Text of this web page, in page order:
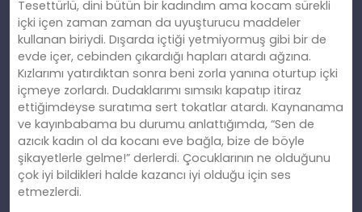
Tesettürlü, dini bütün bir kadındım ama kocam sürekli
içki içen zaman zaman da uyuşturucu maddeler
kullanan biriydi. Dışarda içtiği yetmiyormuş gibi bir de
evde içer, cebinden çıkardığı hapları atardı ağzına.
Kızlarımı yatırdıktan sonra beni zorla yanına oturtup içki
içmeye zorlardı. Dudaklarımı sımsıkı kapatıp itiraz
ettiğimdeyse suratıma sert tokatlar atardı. Kaynanama
ve kayınbabama bu durumu anlattığımda, “Sen de
azıcık kadın ol da kocanı eve bağla, bize de böyle
şikayetlerle gelme!” derlerdi. Çocuklarının ne olduğunu
çok iyi bildikleri halde kazancı iyi olduğu için ses
etmezlerdi.